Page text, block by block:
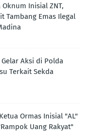
Inisial ZNT,
Tambang Emas Ilegal
Gelar Aksi di Polda
Terkait Sekda
Ormas Inisial "AL"
Uang Rakyat"